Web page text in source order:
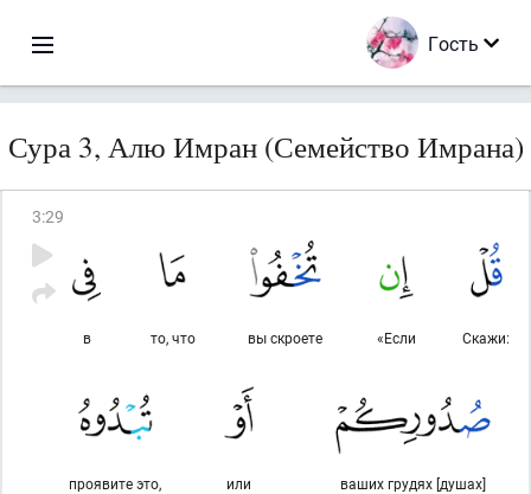
Гость
Сура 3, Алю Имран (Семейство Имрана)
3:29
Скажи:
«Если
вы скроете
то, что
в
ваших грудях [душах]
или
проявите это,